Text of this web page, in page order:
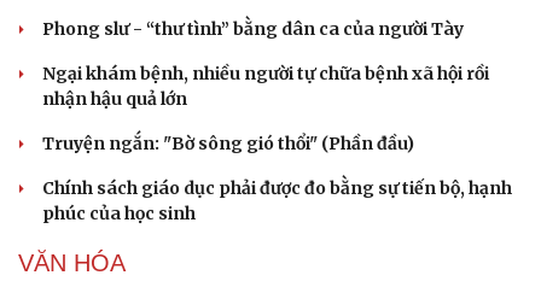
Phụ nữ nên quan tâm đến sức khỏe tình dục tuổi